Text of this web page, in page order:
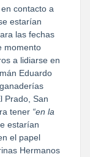
contacto a
estarían
las fechas
momento
a lidiarse en
Eduardo
Prado, San
tener “en la
estarían
el papel
Hermanos